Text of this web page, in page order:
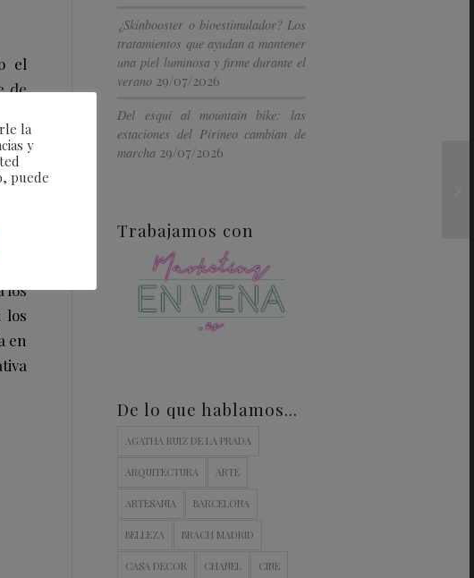
el
de
los
los
en
¿Skinbooster o bioestimulador? Los
tratamientos que ayudan a mantener
una piel luminosa y firme durante el
verano 29/07/2026
Del esquí al mountain bike: las
estaciones del Pirineo cambian de
marcha 29/07/2026
Trabajamos con
De lo que hablamos…
AGATHA RUIZ DE LA PRADA
ARQUITECTURA ARTE
ARTESANIA BARCELONA
BELLEZA BRACH MADRID
CASA DECOR CHANEL CINE
la
y
puede